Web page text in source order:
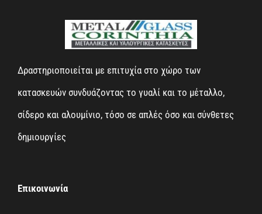
Δραστηριοποιείται με επιτυχία στο χώρο των
κατασκευών συνδυάζοντας το γυαλί και το μέταλλο,
σίδερο και αλουμίνιο, τόσο σε απλές όσο και σύνθετες
δημιουργίες
Επικοινωνία